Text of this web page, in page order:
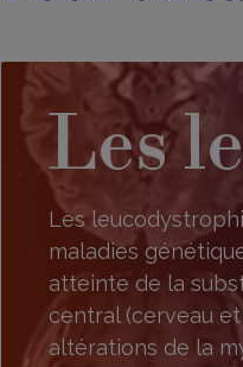
Les
Les
maladies
atteinte de la
central (cerveau
altérations de la